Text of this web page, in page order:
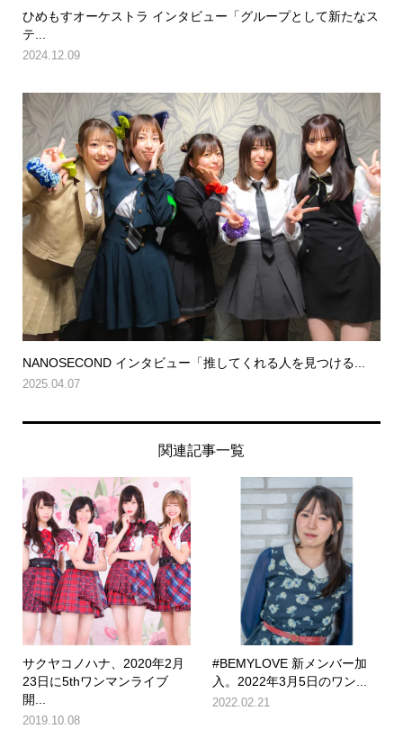
ひめもすオーケストラ インタビュー「グループとして新たなス
テ...
2024.12.09
NANOSECOND インタビュー「推してくれる人を見つける...
2025.04.07
関連記事一覧
サクヤコノハナ、2020年2月
23日に5thワンマンライブ
開...
2019.10.08
#BEMYLOVE 新メンバー加
入。2022年3月5日のワン...
2022.02.21